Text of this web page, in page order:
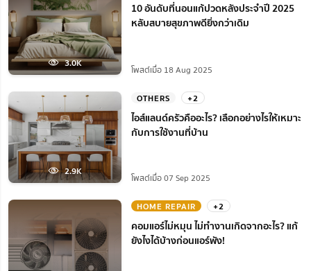
3.0K
10 อันดับที่นอนแก้ปวดหลังประจำปี 2025
หลับสบายสุขภาพดียิ่งกว่าเดิม
โพสต์เมื่อ 18 Aug 2025
2.9K
OTHERS +2
ไอส์แลนด์ครัวคืออะไร? เลือกอย่างไรให้เหมาะ
กับการใช้งานที่บ้าน
โพสต์เมื่อ 07 Sep 2025
HOME REPAIR +2
คอมแอร์ไม่หมุน ไม่ทํางานเกิดจากอะไร? แก้
ยังไงได้บ้างก่อนแอร์พัง!